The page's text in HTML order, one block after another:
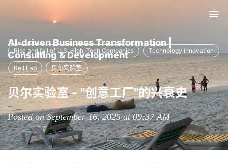
AI-driven Business Transformation |
Consulting & Development
Rise and fall of U.S. High-Tech Companies Technology innovation
Bell Lab 贝尔实验室
贝尔实验室 - "创意工厂"的兴衰史
Posted on September 16, 2025 at 09:37 AM